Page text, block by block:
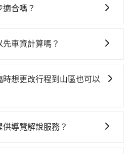
人票價380元，再用10分鐘出
共3小時47分鐘，假設3位同
時要叫小黃的難度是雙北大城
並未位於市區，可能根本無車可
到府專車接送，則每人平均花
每公里再額外加收$3.2，從大峯
的每小時40元路邊停車費用預
類乘坐體驗較差的車款，如果人
大的七人座或九人座可供選
在開樂透一樣。另外，偶爾也
計算，價格約為3,255~4,900元
度為雙北的0.4%，也就是說要
約，以免當場被坑受騙。雖然
跳表小黃可能較為便宜，但當
合嗎？
購(租借300元/個)，讓您和孩子
車資計算嗎？
時掌握交通開支。
想更改行程到山區也可以
線是否超過海拔1500公尺來進
導覽解說服務？